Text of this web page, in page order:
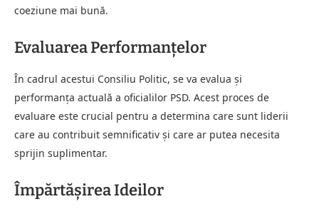
coeziune mai bună.
Evaluarea Performanțelor
În cadrul acestui Consiliu Politic, se va evalua şi
performanţa actuală a oficialilor PSD. Acest proces de
evaluare este crucial pentru a determina care sunt liderii
care au contribuit semnificativ şi care ar putea necesita
sprijin suplimentar.
Împărtăşirea Ideilor